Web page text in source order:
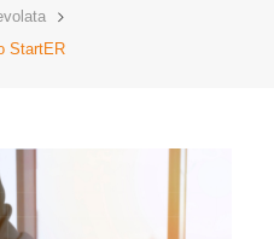
StartER